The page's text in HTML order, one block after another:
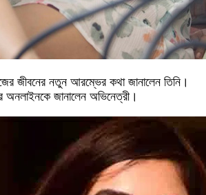
জীবনের নতুন আরম্ভের কথা জানালেন তিনি।
অনলাইনকে জানালেন অভিনেত্রী।